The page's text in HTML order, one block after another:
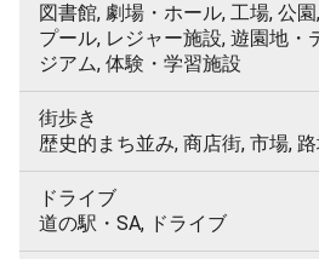
図書館, 劇場・ホール, 工場, 公
プール, レジャー施設, 遊園地・
ジアム, 体験・学習施設
街歩き
歴史的まち並み, 商店街, 市場,
ドライブ
道の駅・SA, ドライブ